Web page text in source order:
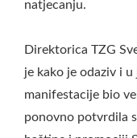
natjecanju.
Direktorica TZG
je kako je odaziv i
manifestacije bio
ponovno potvrdila